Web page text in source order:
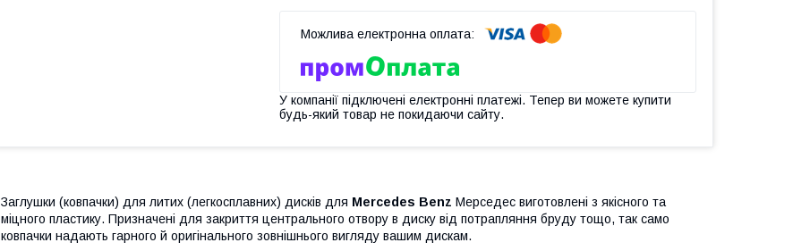
У компанії підключені електронні платежі. Тепер ви можете купити
будь-який товар не покидаючи сайту.
Заглушки (ковпачки) для литих (легкосплавних) дисків для Mercedes Benz Мерседес виготовлені з якісного та
міцного пластику. Призначені для закриття центрального отвору в диску від потрапляння бруду тощо, так само
ковпачки надають гарного й оригінального зовнішнього вигляду вашим дискам.